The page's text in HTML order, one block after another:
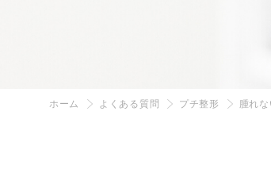
ホーム よくある質問 プチ整形 腫れ